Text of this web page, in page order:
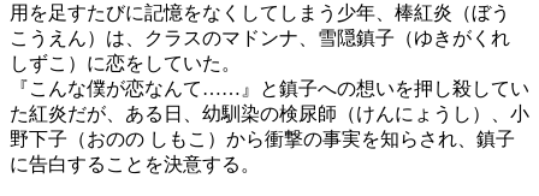
用を足すたびに記憶をなくしてしまう少年、棒紅炎（ぼう
こうえん）は、クラスのマドンナ、雪隠鎮子（ゆきがくれ
しずこ）に恋をしていた。
『こんな僕が恋なんて……』と鎮子への想いを押し殺してい
た紅炎だが、ある日、幼馴染の検尿師（けんにょうし）、小
野下子（おのの しもこ）から衝撃の事実を知らされ、鎮子
に告白することを決意する。